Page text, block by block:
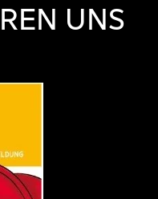
UNS